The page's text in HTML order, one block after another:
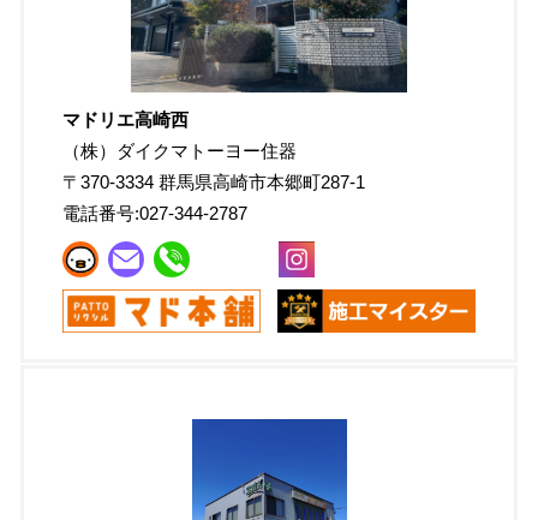
マドリエ高崎西
（株）ダイクマトーヨー住器
〒 370-3334 群馬県高崎市本郷町287-1
電話番号:027-344-2787